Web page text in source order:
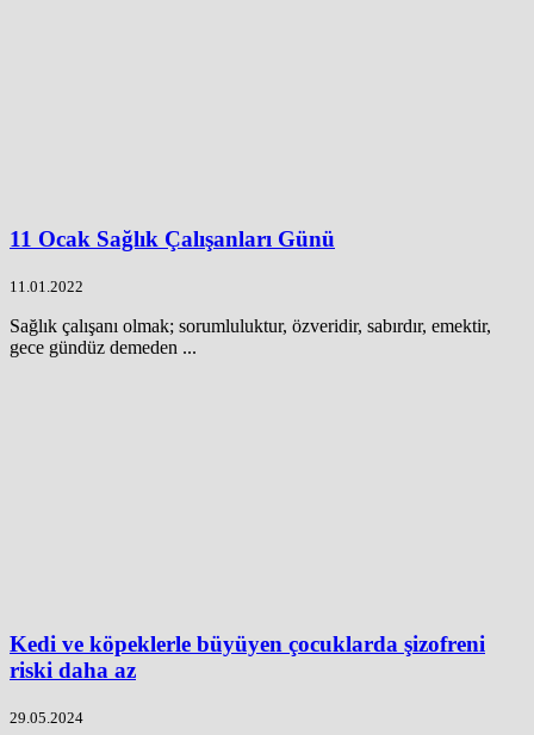
11 Ocak Sağlık Çalışanları Günü
11.01.2022
Sağlık çalışanı olmak; sorumluluktur, özveridir, sabırdır, emektir,
gece gündüz demeden ...
Kedi ve köpeklerle büyüyen çocuklarda şizofreni
riski daha az
29.05.2024